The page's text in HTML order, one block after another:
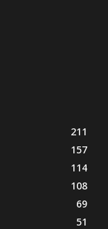
211
157
114
108
69
51